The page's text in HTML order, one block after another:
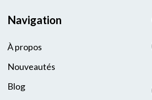
Navigation
À propos
Nouveautés
Blog